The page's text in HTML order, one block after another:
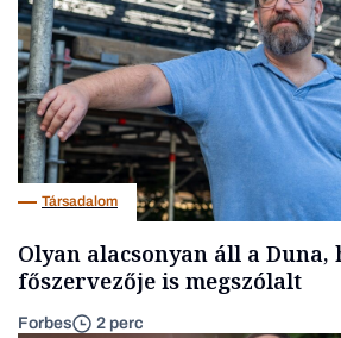
Társadalom
Olyan alacsonyan áll a Duna,
főszervezője is megszólalt
Forbes 2 perc